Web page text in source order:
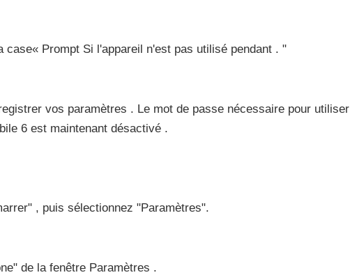
case« Prompt Si l'appareil n'est pas utilisé pendant . "
vos paramètres . Le mot de passe nécessaire pour utiliser
6 est maintenant désactivé .
, puis sélectionnez "Paramètres".
de la fenêtre Paramètres .